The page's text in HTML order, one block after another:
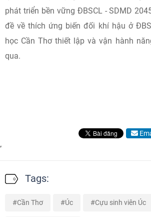
phát triển bền vững ĐBSCL - SDMD
đề về thích ứng biến đối khí hậu ở
học Cần Thơ thiết lập và vận hành
qua.
Tags:
Cần Thơ Úc Cựu sinh viên Úc